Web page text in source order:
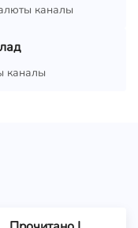
каналы
каналы